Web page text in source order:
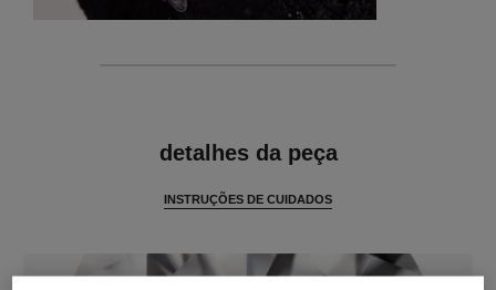
detalhes da peça
INSTRUÇÕES DE CUIDADOS